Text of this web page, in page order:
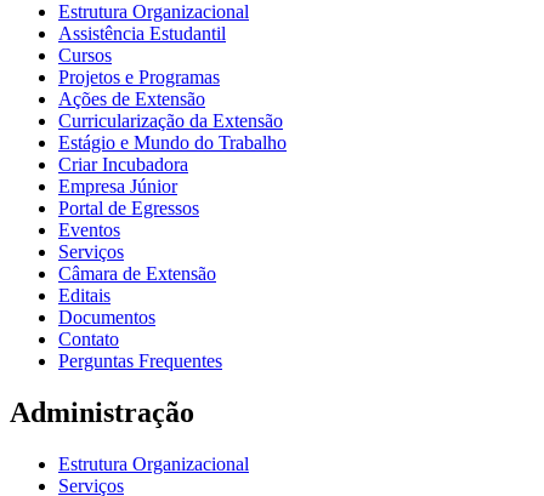
Estrutura Organizacional
Assistência Estudantil
Cursos
Projetos e Programas
Ações de Extensão
Curricularização da Extensão
Estágio e Mundo do Trabalho
Criar Incubadora
Empresa Júnior
Portal de Egressos
Eventos
Serviços
Câmara de Extensão
Editais
Documentos
Contato
Perguntas Frequentes
Administração
Estrutura Organizacional
Serviços